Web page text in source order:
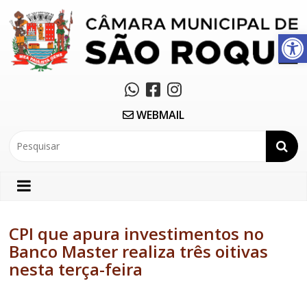
Abrir a barra de ferramentas
WEBMAIL
CPI que apura investimentos no
Banco Master realiza três oitivas
nesta terça-feira